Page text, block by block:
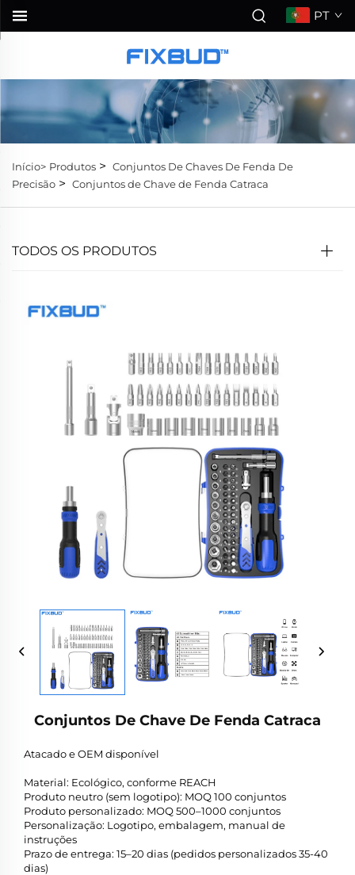
PT
Início> Produtos > Conjuntos De Chaves De Fenda De
Precisão > Conjuntos de Chave de Fenda Catraca
TODOS OS PRODUTOS
Conjuntos De Chave De Fenda Catraca
Atacado e OEM disponível
Material: Ecológico, conforme REACH
Produto neutro (sem logotipo): MOQ 100 conjuntos
Produto personalizado: MOQ 500–1000 conjuntos
Personalização: Logotipo, embalagem, manual de
instruções
Prazo de entrega: 15–20 dias (pedidos personalizados 35-40
dias)